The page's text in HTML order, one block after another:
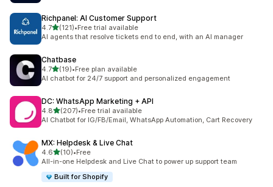
Richpanel: AI Customer Support
4.75つ星中
(121)
合計レビュー数：121件
•Free trial available
AI agents that resolve tickets end to end, with an AI manager
Chatbase
4.75つ星中
(19)
合計レビュー数：19件
•Free plan available
AI chatbot for 24/7 support and personalized engagement
DC: WhatsApp Marketing + API
4.85つ星中
(207)
合計レビュー数：207件
•Free trial available
AI Chatbot for IG/FB/Email, WhatsApp Automation, Cart Recovery
MX: Helpdesk & Live Chat
4.65つ星中
(10)
合計レビュー数：10件
•Free
All-in-one Helpdesk and Live Chat to power up support team
Built for Shopify